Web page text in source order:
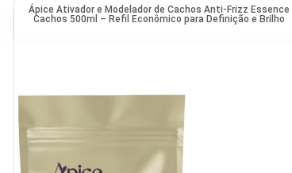
Ápice Ativador e Modelador de Cachos Anti-Frizz Essence
Cachos 500ml – Refil Econômico para Definição e Brilho